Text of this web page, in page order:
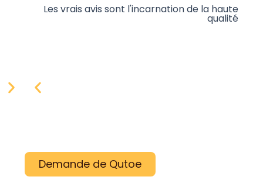
Les vrais avis sont l'incarnation de la haute
qualité
Demande de Qutoe